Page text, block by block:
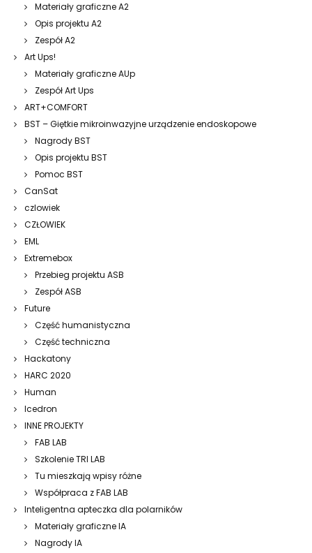
Materiały graficzne A2
Opis projektu A2
Zespół A2
Art Ups!
Materiały graficzne AUp
Zespół Art Ups
ART+COMFORT
BST – Giętkie mikroinwazyjne urządzenie endoskopowe
Nagrody BST
Opis projektu BST
Pomoc BST
CanSat
czlowiek
CZŁOWIEK
EML
Extremebox
Przebieg projektu ASB
Zespół ASB
Future
Część humanistyczna
Część techniczna
Hackatony
HARC 2020
Human
Icedron
INNE PROJEKTY
FAB LAB
Szkolenie TRI LAB
Tu mieszkają wpisy różne
Współpraca z FAB LAB
Inteligentna apteczka dla polarników
Materiały graficzne IA
Nagrody IA